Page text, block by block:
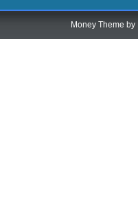
Money Theme by